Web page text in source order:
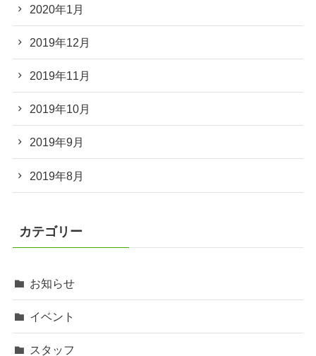
2020年1月
2019年12月
2019年11月
2019年10月
2019年9月
2019年8月
カテゴリー
お知らせ
イベント
スタッフ